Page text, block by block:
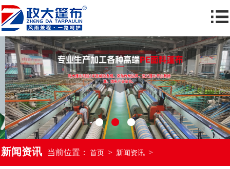
新闻资讯 当前位置： 首页 > 新闻资讯 >